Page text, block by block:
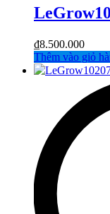
₫8.500.000
Thêm vào giỏ